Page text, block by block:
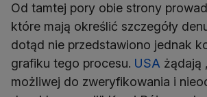
Od tamtej pory obie strony
które mają określić szczegóły
dotąd nie przedstawiono jednak
grafiku tego procesu. USA żądają
możliwej do zweryfikowania i